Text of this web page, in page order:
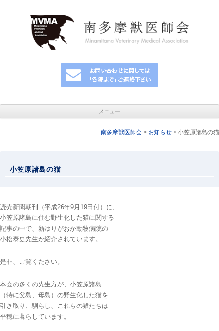
メニュー
コンテンツへ移動
南多摩獣医師会 > お知らせ > 小笠原諸島の猫
小笠原諸島の猫
読売新聞朝刊（平成26年9月19日付）に、
小笠原諸島に住む野生化した猫に関する
記事の中で、新ゆりがおか動物病院の
小松泰史先生が紹介されています。
是非、ご覧ください。
本会の多くの先生方が、小笠原諸島
（特に父島、母島）の野生化した猫を
引き取り、馴らし、これらの猫たちは
平穏に暮らしています。